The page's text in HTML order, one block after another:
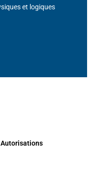
et logiques
Autorisations